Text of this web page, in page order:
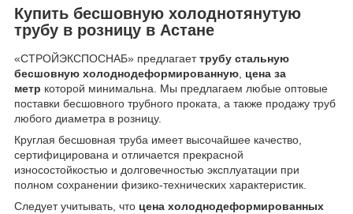
Купить бесшовную холоднотянутую
трубу в розницу в Астане
«СТРОЙЭКСПОСНАБ» предлагаеттрубу стальную
бесшовную холоднодеформированную цена за
метр которой минимальна. Мы предлагаем любые оптовые
поставки бесшовного трубного проката, а также продажу труб
любого диаметра в розницу.
Круглая бесшовная труба имеет высочайшее качество,
сертифицирована и отличается прекрасной
износостойкостью и долговечностью эксплуатации при
полном сохранении физико-технических характеристик.
Следует учитывать, что цена холоднодеформированных